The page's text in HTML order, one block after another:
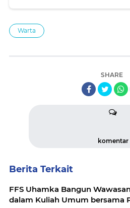
Warta
SHARE
komentar
Berita Terkait
FFS Uhamka Bangun
dalam Kuliah Umum bersama